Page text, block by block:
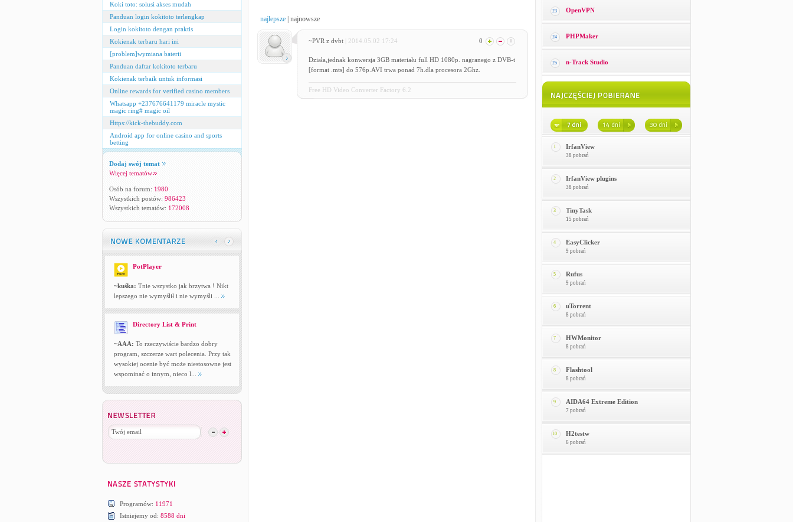
Koki toto: solusi akses mudah
Panduan login kokitoto terlengkap
Login kokitoto dengan praktis
Kokienak terbaru hari ini
[problem]wymiana baterii
Panduan daftar kokitoto terbaru
Kokienak terbaik untuk informasi
Online rewards for verified casino members
Whatsapp +237676641179 miracle mystic
magic ring# magic oil
Https://kick-thebuddy.com
Android app for online casino and sports
betting
Dodaj swój temat
Więcej tematów
Osób na forum: 1980
Wszystkich postów: 986423
Wszystkich tematów: 172008
PotPlayer
~kuśka: Tnie wszystko jak brzytwa ! Nikt
lepszego nie wymyślił i nie wymyśli ...
Directory List & Print
~AAA: To rzeczywiście bardzo dobry
program, szczerze wart polecenia. Przy tak
wysokiej ocenie być może niestosowne jest
wspominać o innym, nieco l...
Programów: 11971
Istniejemy od: 8588 dni
najlepsze| najnowsze
~PVR z dvbt | 2014.05.02 17:24 0
Działa,jednak konwersja 3GB materiału full HD 1080p. nagranego z DVB-t
[format .mts] do 576p.AVI trwa ponad 7h.dla procesora 2Ghz.
Free HD Video Converter Factory 6.2
23 OpenVPN
24 PHPMaker
25 n-Track Studio
1 IrfanView
38 pobrań
2 IrfanView plugins
38 pobrań
3 TinyTask
15 pobrań
4 EasyClicker
9 pobrań
5 Rufus
9 pobrań
6 uTorrent
8 pobrań
7 HWMonitor
8 pobrań
8 Flashtool
8 pobrań
9 AIDA64 Extreme Edition
7 pobrań
10 H2testw
6 pobrań